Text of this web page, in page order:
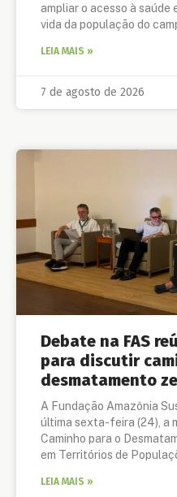
ampliar o acesso à
vida da população do
LEIA MAIS »
7 de agosto de 2026
Debate na FAS
para discutir
desmatamento
A Fundação Amazônia
última sexta-feira (24), a
Caminho para o
em Territórios de
LEIA MAIS »